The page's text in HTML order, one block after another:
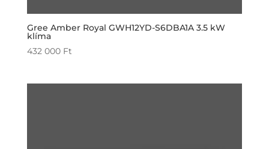
Gree Amber Royal GWH12YD-S6DBA1A 3.5 kW
klíma
432 000 Ft